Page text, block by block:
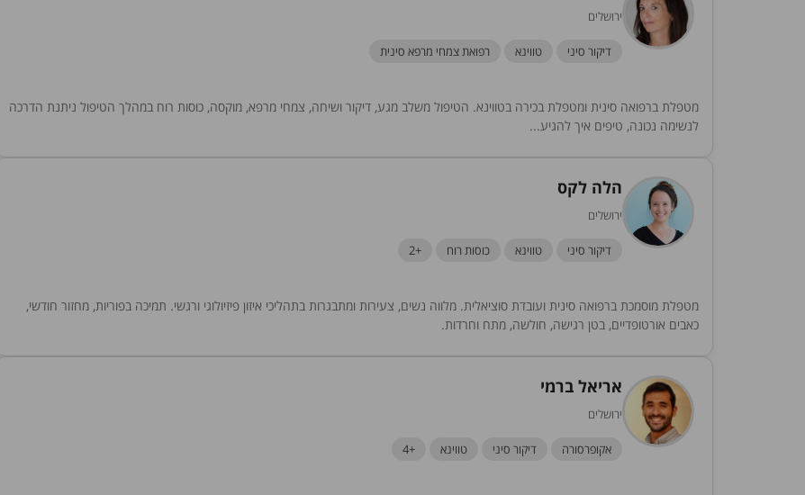
ירושלים
דיקור סיני טווינא רפואת צמחי מרפא סינית
מטפלת ברפואה סינית ומטפלת בכירה בטווינא. הטיפול משלב מגע, דיקור ושיחה, צמחי מרפא, מוקסה, כוסות רוח במהלך הטיפול ניתנת הדרכה
לנשימה נכונה, טיפים איך להגיע...
הלה לקס
ירושלים
דיקור סיני טווינא כוסות רוח +2
מטפלת מוסמכת ברפואה סינית ועובדת סוציאלית. מלווה נשים, צעירות ומתבגרות בתהליכי איזון פיזיולוגי ורגשי. תמיכה בפוריות, מחזור חודשי,
כאבים אורטופדיים, בטן רגישה, חולשה, מתח וחרדות.
אריאל ברמי
ירושלים
אקופרסורה דיקור סיני טווינא +4